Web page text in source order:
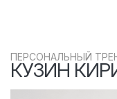
ПЕРСОНАЛЬНЫЙ
КУЗИН